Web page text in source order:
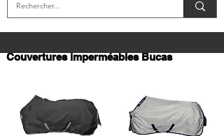
Couvertures imperméables Bucas